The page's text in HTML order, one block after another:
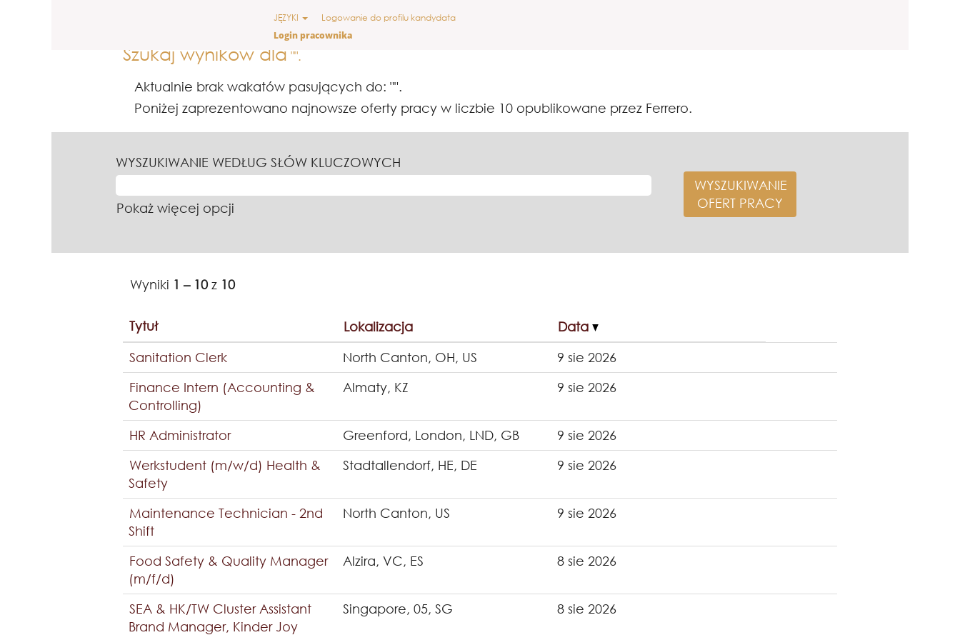
JĘZYKI
Logowanie do profilu kandydata
Login pracownika
w Ferrero (bieżąca
strona)
Szukaj wyników dla "".
Aktualnie brak wakatów pasujących do: "".
Poniżej zaprezentowano najnowsze oferty pracy w liczbie 10 opublikowane przez Ferrero.
WYSZUKIWANIE WEDŁUG SŁÓW KLUCZOWYCH
Pokaż więcej opcji
Wyniki 1 – 10z 10
Tytuł Lokalizacja
Data
Sanitation Clerk
North Canton, OH, US
9 sie 2026
Finance Intern (Accounting &
Controlling)
Almaty, KZ 9 sie 2026
HR Administrator Greenford, London, LND, GB
9 sie 2026
Werkstudent (m/w/d) Health &
Safety
Stadtallendorf, HE, DE 9 sie 2026
Maintenance Technician - 2nd
Shift
North Canton, US 9 sie 2026
Food Safety & Quality Manager
(m/f/d)
Alzira, VC, ES 8 sie 2026
SEA & HK/TW Cluster Assistant
Brand Manager, Kinder Joy
Singapore, 05, SG 8 sie 2026